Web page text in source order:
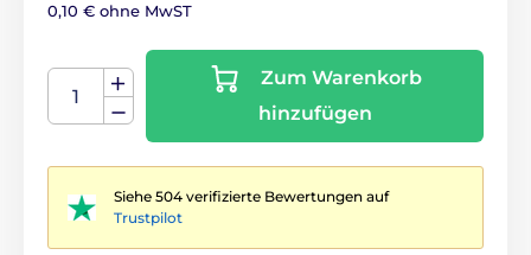
0,10 € ohne MwST
Zum Warenkorb
hinzufügen
Siehe 504 verifizierte Bewertungen auf
Trustpilot